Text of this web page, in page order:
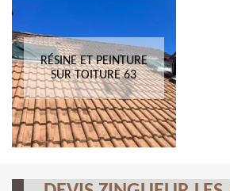
RÉSINE ET PEINTURE
SUR TOITURE 63